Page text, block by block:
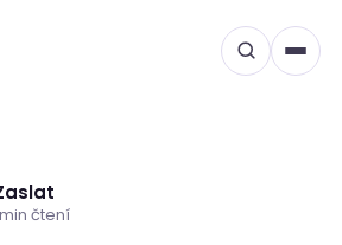
s PPL nově i na
čtení